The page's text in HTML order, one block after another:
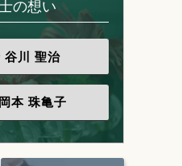
の想い
谷川 聖治
岡本 珠亀子